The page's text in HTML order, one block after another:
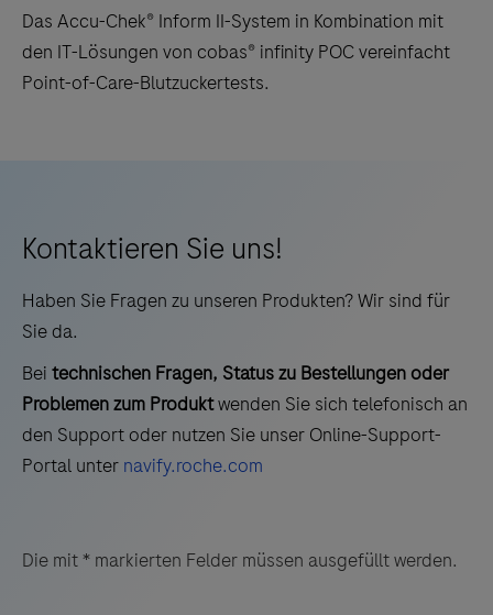
Das Accu-Chek® Inform II-System in Kombination mit
den IT-Lösungen von cobas® infinity POC vereinfacht
Point-of-Care-Blutzuckertests.
Inform
System
in
Kombination
mit
den
IT-
cobas®
Kontaktieren Sie uns!
Haben Sie Fragen zu unseren Produkten? Wir sind für
Sie da.
Bei technischen Fragen, Status zu Bestellungen oder
Problemen zum Produktwenden Sie sich telefonisch an
den Support oder nutzen Sie unser Online-Support-
Portal unter navify.roche.com
Die mit * markierten Felder müssen ausgefüllt werden.